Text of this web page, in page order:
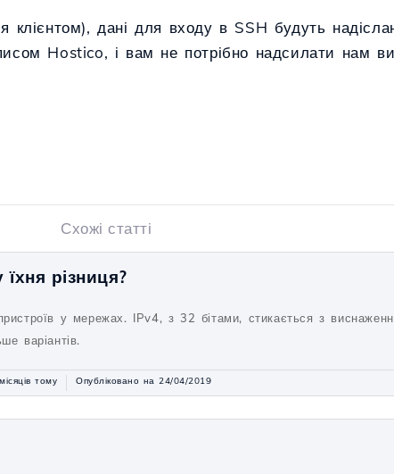
клієнтом), дані для входу в SSH будуть
Hostico, і вам не потрібно надсилати нам
Схожі статті
різниця?
у мережах. IPv4, з 32 бітами, стикається з
варіантів.
тому Опубліковано на 24/04/2019